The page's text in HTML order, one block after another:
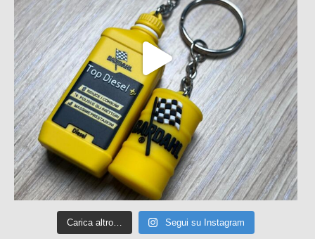
Carica altro… Segui su Instagram